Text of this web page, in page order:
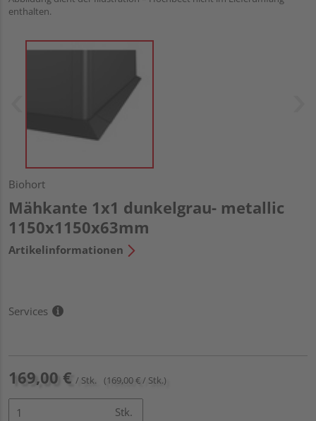
enthalten.
Biohort
Mähkante 1x1 dunkelgrau- metallic
1150x1150x63mm
Artikelinformationen
Services
169,00 € / Stk. (169,00 € / Stk.)
Stk.